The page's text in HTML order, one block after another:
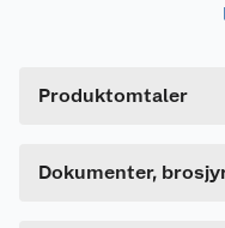
veggpanel og
Produktomtaler
Dokumenter,
Leverandørens
Bruttovekt